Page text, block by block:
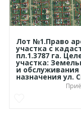
Лот №1.Право
участка с
пл.1.3787 га.
участка:
и обслуживания
назначения ул.